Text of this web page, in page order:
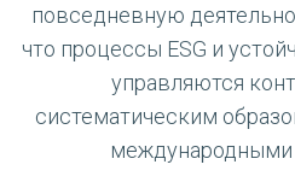
повседневную
что процессы ESG и
управляются
систематическим
международными